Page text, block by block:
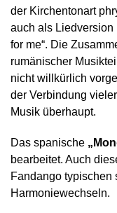
der Kirchentonart
auch als Liedversion
for me“. Die
rumänischer
nicht willkürlich
der Verbindung
Musik überhaupt.
Das spanische
bearbeitet. Auch
Fandango typischen
Harmoniewechseln.